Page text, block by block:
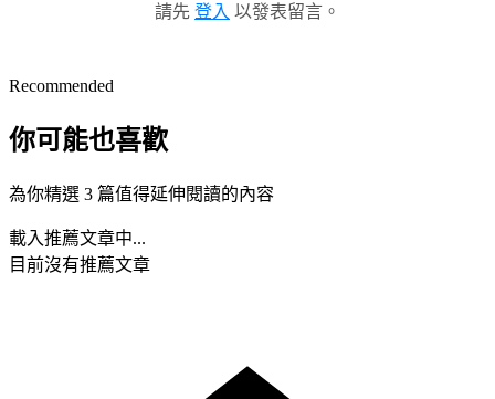
請先 登入 以發表留言。
Recommended
你可能也喜歡
為你精選 3 篇值得延伸閱讀的內容
載入推薦文章中...
目前沒有推薦文章